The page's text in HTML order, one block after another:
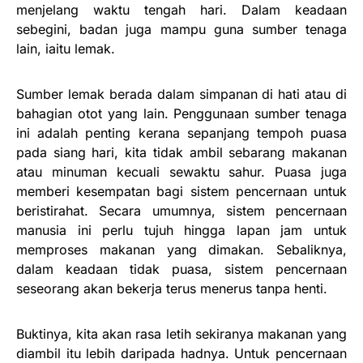
menjelang waktu tengah hari. Dalam keadaan
sebegini, badan juga mampu guna sumber tenaga
lain, iaitu lemak.
Sumber lemak berada dalam simpanan di hati atau di
bahagian otot yang lain. Penggunaan sumber tenaga
ini adalah penting kerana sepanjang tempoh puasa
pada siang hari, kita tidak ambil sebarang makanan
atau minuman kecuali sewaktu sahur. Puasa juga
memberi kesempatan bagi sistem pencernaan untuk
beristirahat. Secara umumnya, sistem pencernaan
manusia ini perlu tujuh hingga lapan jam untuk
memproses makanan yang dimakan. Sebaliknya,
dalam keadaan tidak puasa, sistem pencernaan
seseorang akan bekerja terus menerus tanpa henti.
Buktinya, kita akan rasa letih sekiranya makanan yang
diambil itu lebih daripada hadnya. Untuk pencernaan